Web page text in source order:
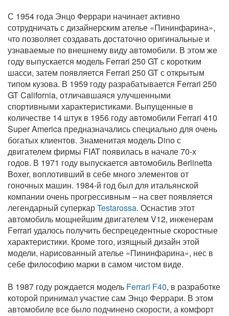
С 1954 года Энцо Феррари начинает активно
сотрудничать с дизайнерским ателье «Пининфарина»,
что позволяет создавать достаточно оригинальные и
узнаваемые по внешнему виду автомобили. В этом же
году выпускается модель Ferrari 250 GT с коротким
шасси, затем появляется Ferrari 250 GT с открытым
типом кузова. В 1959 году разрабатывается Ferrari 250
GT California, отличавшаяся улучшенными
спортивными характеристиками. Выпущенные в
количестве 14 штук в 1956 году автомобили Ferrari 410
Super America предназначались специально для очень
богатых клиентов. Знаменитая модель Dino с
двигателем фирмы FIAT появилась в начале 70-х
годов. В 1971 году выпускается автомобиль Berlinetta
Boxer, воплотивший в себе много элементов от
гоночных машин. 1984-й год был для итальянской
компании очень прогрессивным – на свет появляется
легендарный суперкарTestarossa. Оснастив этот
автомобиль мощнейшим двигателем V12, инженерам
Ferrari удалось получить беспрецедентные скоростные
характеристики. Кроме того, изящный дизайн этой
модели, нарисованный ателье «Пининфарина», нес в
себе философию марки в самом чистом виде.
В 1987 году рождается модель Ferrari F40, в разработке
которой принимал участие сам Энцо Феррари. В этом
автомобиле все было подчинено скорости, а комфорт